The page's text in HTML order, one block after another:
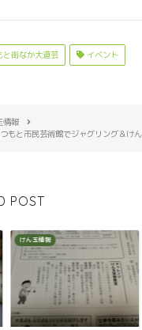
街なか大道芸 イベント
情報
もと市民芸術館でジャグリング＆け
POST
けん玉情報